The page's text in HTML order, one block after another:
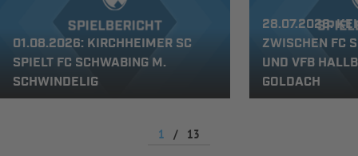
01.08.2026: KIRCHHEIMER SC
SPIELT FC SCHWABING M.
SCHWINDELIG
28.07.2026:
ZWISCHEN FC
UND VFB
GOLDACH
1 / 13